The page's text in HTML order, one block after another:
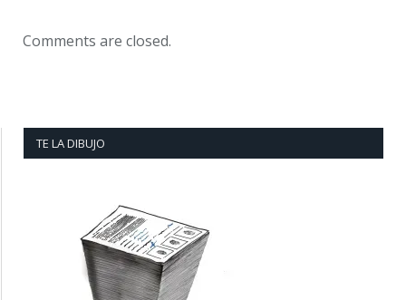
Comments are closed.
TE LA DIBUJO